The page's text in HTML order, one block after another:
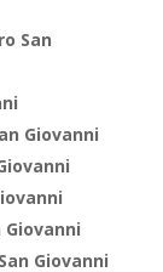
San
Giovanni
Giovanni
Giovanni